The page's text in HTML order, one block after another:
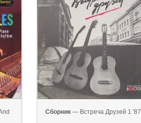
Сборник— Встреча Друзей 1 '87